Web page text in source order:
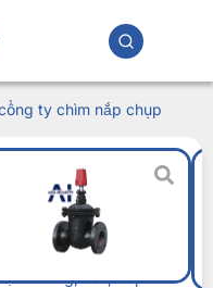
ty chìm nắp chụp
cổng ty chìm
chụp
thước : DN50 – DN500
: Gang,inox,thép